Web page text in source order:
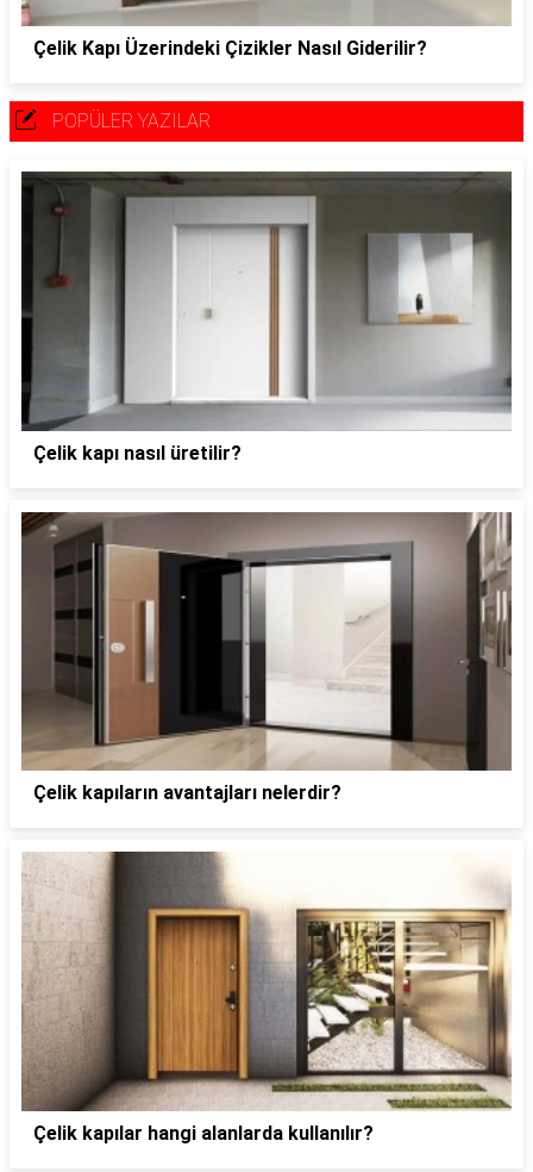
Çelik Kapı Üzerindeki Çizikler Nasıl Giderilir?
POPÜLER YAZILAR
Çelik kapı nasıl üretilir?
Çelik kapıların avantajları nelerdir?
Çelik kapılar hangi alanlarda kullanılır?